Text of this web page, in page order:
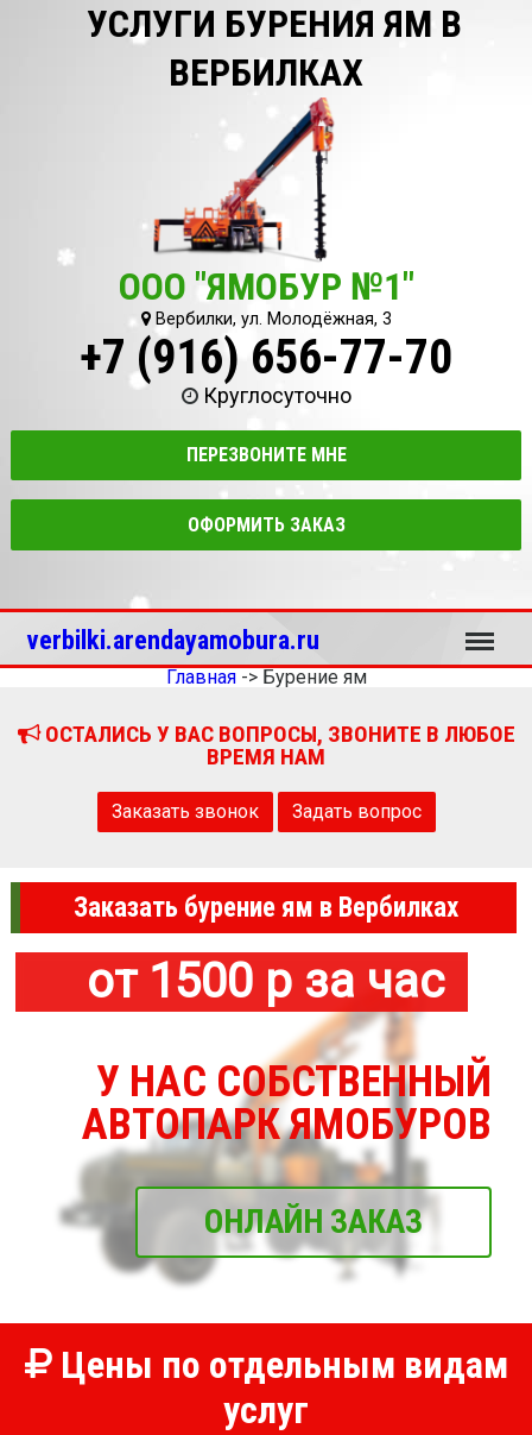
УСЛУГИ БУРЕНИЯ ЯМ В
ВЕРБИЛКАХ
ООО "ЯМОБУР №1"
Вербилки, ул. Молодёжная, 3
+7 (916) 656-77-70
Круглосуточно
ПЕРЕЗВОНИТЕ МНЕ
ОФОРМИТЬ ЗАКАЗ
verbilki.arendayamobura.ru Меню
Главная-> Бурение ям
ОСТАЛИСЬ У ВАС ВОПРОСЫ, ЗВОНИТЕ В ЛЮБОЕ
ВРЕМЯ НАМ
Заказать звонок Задать вопрос
Заказать бурение ям в Вербилках
от 1500 р за час
У НАС СОБСТВЕННЫЙ
АВТОПАРК ЯМОБУРОВ
ОНЛАЙН ЗАКАЗ
Цены по отдельным видам
услуг